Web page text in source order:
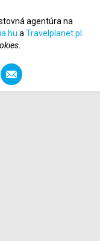
agentúra na
a Travelplanet.pl
.
Odporučiť